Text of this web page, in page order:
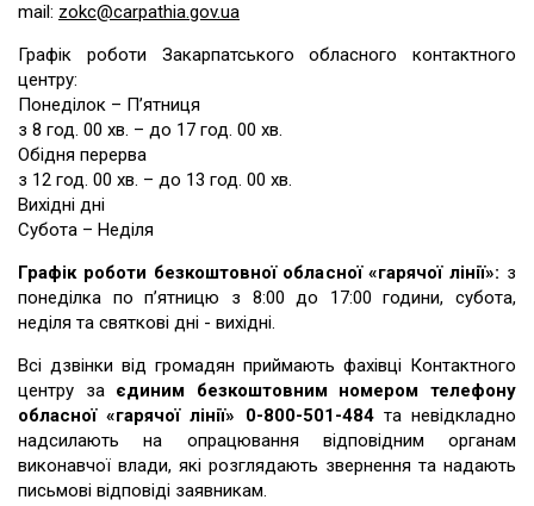
mail: zokc@carpathia.gov.ua
Графік роботи Закарпатського обласного контактного
центру:
Понеділок – П’ятниця
з 8 год. 00 хв. – до 17 год. 00 хв.
Обідня перерва
з 12 год. 00 хв. – до 13 год. 00 хв.
Вихідні дні
Субота – Неділя
Графік роботи безкоштовної обласної «гарячої лінії»: з
понеділка по п’ятницю з 8:00 до 17:00 години, субота,
неділя та святкові дні - вихідні.
Всі дзвінки від громадян приймають фахівці Контактного
центру за єдиним безкоштовним номером телефону
обласної «гарячої лінії» 0-800-501-484та невідкладно
надсилають на опрацювання відповідним органам
виконавчої влади, які розглядають звернення та надають
письмові відповіді заявникам.